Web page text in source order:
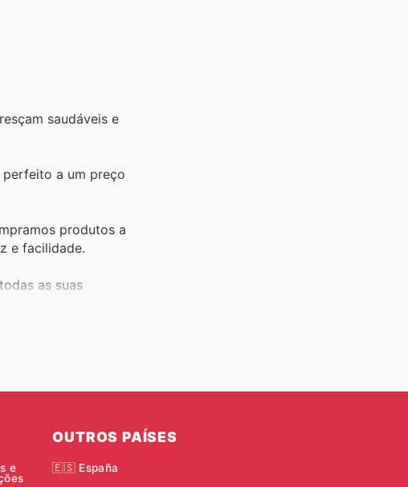
saudáveis ​​e
perfeito a um preço
produtos a
e facilidade.
as suas
variedade de
e
OUTROS PAÍSES
🇪🇸 España